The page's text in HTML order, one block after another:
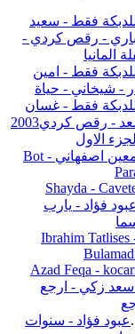
فقط - سعيد
- رقص كردي -
المانيا
فقط - امين
- شيخاني - حياة
فقط - غسان
اسعد - رقص كردي2003
الاول
معين اصفهاني - Bot
Shayda -
عبود فؤاد - يارب
Ibrahim Tatlises
Azad Feqa -
اسعد زكي - ارجع
عبود فؤاد - سنوات